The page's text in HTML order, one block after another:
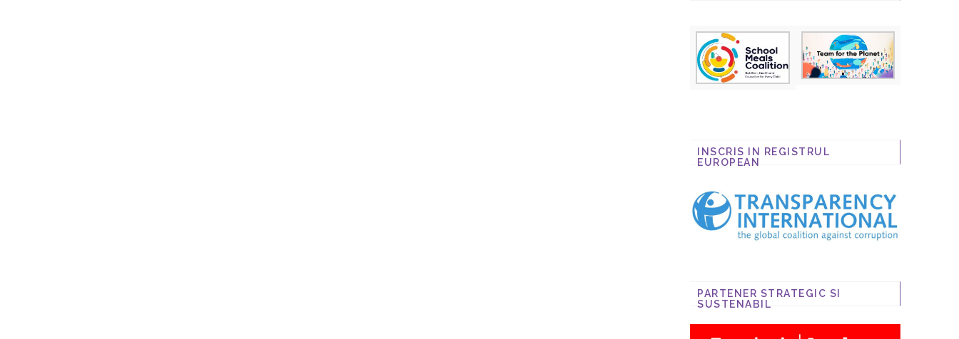
INSCRIS IN REGISTRUL
EUROPEAN
PARTENER STRATEGIC SI
SUSTENABIL